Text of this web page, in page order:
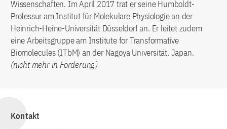
Wissenschaften. Im April 2017 trat er seine Humboldt-
Professur am Institut für Molekulare Physiologie an der
Heinrich-Heine-Universität Düsseldorf an. Er leitet zudem
eine Arbeitsgruppe am Institute for Transformative
Biomolecules (ITbM) an der Nagoya Universität, Japan.
(nicht mehr in Förderung)
Kontakt